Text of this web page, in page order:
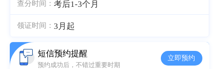
查分时间： 考后1-3个月
领证时间： 3月起
短信预约提醒
预约成功后，不错过重要时期
立即预约